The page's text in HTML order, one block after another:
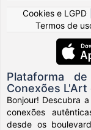
Cookies e LGPD
Termos de
Plataforma
Conexões L'Art
Bonjour! Descubra
conexões
desde os